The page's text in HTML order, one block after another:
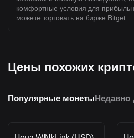
комфортные условия для
можете торговать на бирже Bitget.
Цены похожих
Популярные монетыНедавно